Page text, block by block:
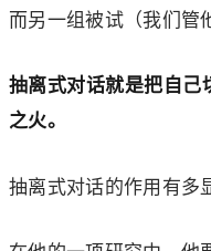
而另一组被试（我们管
抽离式对话就是把自己
之火。
抽离式对话的作用有多